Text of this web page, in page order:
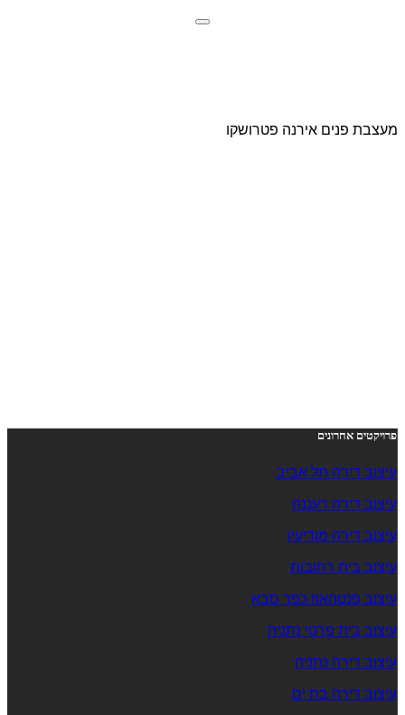
מעצבת פנים אירנה פטרושקו
פרויקטים אחרונים
עיצוב דירה תל אביב
עיצוב דירה רעננה
עיצוב דירה מודיעין
עיצוב בית רחובות
עיצוב פנטהאוז כפר סבא
עיצוב בית פרטי נתניה
עיצוב דירה נתניה
עיצוב דירה בת ים